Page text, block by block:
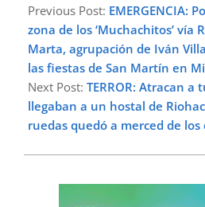
11-
13
Previous Post: EMERGENCIA:
zona de los ‘Muchachitos’ vía
Marta, agrupación de Iván
las fiestas de San Martín en
Next Post: TERROR: Atracan a
llegaban a un hostal de
ruedas quedó a merced de